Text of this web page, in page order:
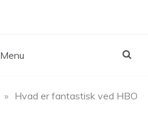
Menu
» Hvad er fantastisk ved HBO